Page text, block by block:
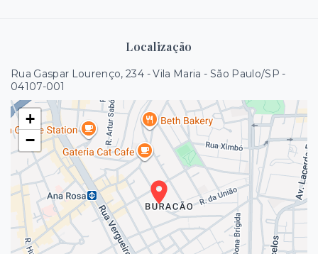
Localização
Rua Gaspar Lourenço, 234 - Vila Maria - São Paulo/SP -
04107-001
+
−